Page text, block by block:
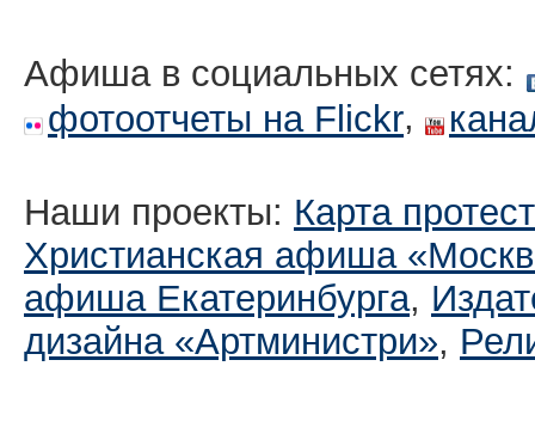
Афиша в социальных сетях:
фотоотчеты на Flickr,
Наши проекты: Карта
Христианская афиша
афиша Екатеринбургa,
дизайна «Артминистри»,